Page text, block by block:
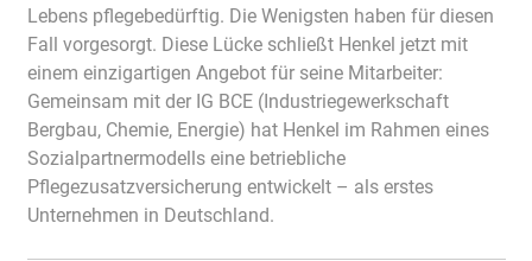
Lebens pflegebedürftig. Die Wenigsten haben für diesen
Fall vorgesorgt. Diese Lücke schließt Henkel jetzt mit
einem einzigartigen Angebot für seine Mitarbeiter:
Gemeinsam mit der IG BCE (Industriegewerkschaft
Bergbau, Chemie, Energie) hat Henkel im Rahmen eines
Sozialpartnermodells eine betriebliche
Pflegezusatzversicherung entwickelt – als erstes
Unternehmen in Deutschland.